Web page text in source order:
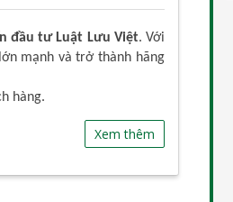
đầu tư Luật Lưu Việt. Với
mạnh và trở thành hãng
hàng.
Xem thêm